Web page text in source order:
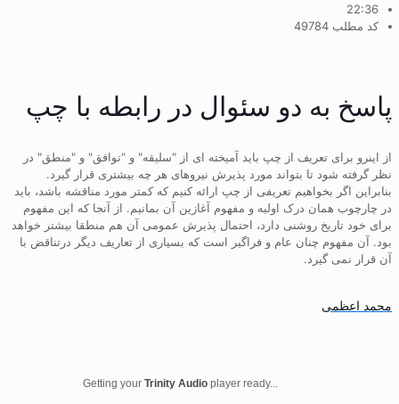
22:36
کد مطلب 49784
پاسخ به دو سئوال در رابطه با چپ
از اینرو برای تعریف از چپ باید آمیخته ای از "سلیقه" و "توافق" و "منطق" در
نظر گرفته شود تا بتواند مورد پذیرش نیروهای هر چه بیشتری قرار گیرد.
بنابراین اگر بخواهیم تعریفی از چپ ارائه کنیم که کمتر مورد مناقشه باشد، باید
در چارچوب همان درک اولیه و مفهوم آغازین آن بمانیم. از آنجا که این مفهوم
برای خود تاریخ روشنی دارد، احتمال پذیرش عمومی آن هم منطقا بیشتر خواهد
بود. آن مفهوم چنان عام و فراگیر است که بسیاری از تعاریف دیگر درتناقض با
آن قرار نمی گیرد.
محمد اعظمی
Getting your Trinity Audio player ready...